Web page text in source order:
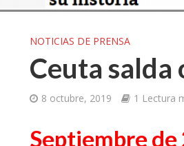
NOTICIAS DE PRENSA
Ceuta salda
8 octubre, 2019 1 Lectura
Septiembre